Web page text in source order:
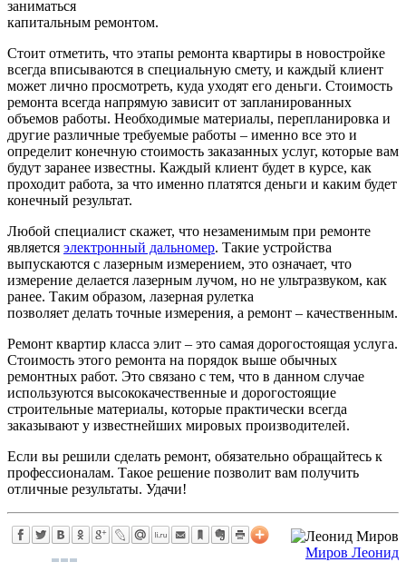
заниматься
капитальным ремонтом.
Стоит отметить, что этапы ремонта квартиры в новостройке
всегда вписываются в специальную смету, и каждый клиент
может лично просмотреть, куда уходят его деньги. Стоимость
ремонта всегда напрямую зависит от запланированных
объемов работы. Необходимые материалы, перепланировка и
другие различные требуемые работы – именно все это и
определит конечную стоимость заказанных услуг, которые вам
будут заранее известны. Каждый клиент будет в курсе, как
проходит работа, за что именно платятся деньги и каким будет
конечный результат.
Любой специалист скажет, что незаменимым при ремонте
является электронный дальномер. Такие устройства
выпускаются с лазерным измерением, это означает, что
измерение делается лазерным лучом, но не ультразвуком, как
ранее. Таким образом, лазерная рулетка
позволяет делать точные измерения, а ремонт – качественным.
Ремонт квартир класса элит – это самая дорогостоящая услуга.
Стоимость этого ремонта на порядок выше обычных
ремонтных работ. Это связано с тем, что в данном случае
используются высококачественные и дорогостоящие
строительные материалы, которые практически всегда
заказывают у известнейших мировых производителей.
Если вы решили сделать ремонт, обязательно обращайтесь к
профессионалам. Такое решение позволит вам получить
отличные результаты. Удачи!
Миров Леонид